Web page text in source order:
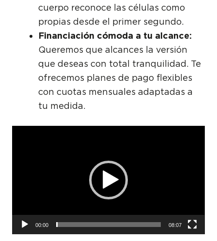
cuerpo reconoce las células como
propias desde el primer segundo.
Financiación cómoda a tu alcance:
Queremos que alcances la versión
que deseas con total tranquilidad. Te
ofrecemos planes de pago flexibles
con cuotas mensuales adaptadas a
tu medida.
vídeo
00:00 08:07